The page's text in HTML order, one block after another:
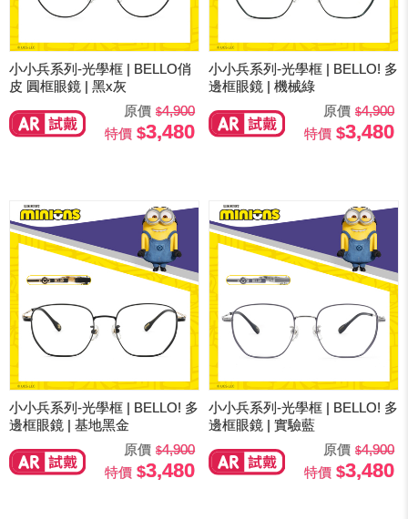
小小兵系列-光學框 | BELLO俏
皮 圓框眼鏡 | 黑x灰
原價
4,900
特價
3,480
小小兵系列-光學框 | BELLO! 多
邊框眼鏡 | 機械綠
原價
4,900
特價
3,480
小小兵系列-光學框 | BELLO! 多
邊框眼鏡 | 基地黑金
原價
4,900
特價
3,480
小小兵系列-光學框 | BELLO! 多
邊框眼鏡 | 實驗藍
原價
4,900
特價
3,480